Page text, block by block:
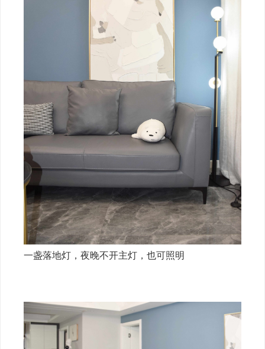
一盏落地灯，夜晚不开主灯，也可照明